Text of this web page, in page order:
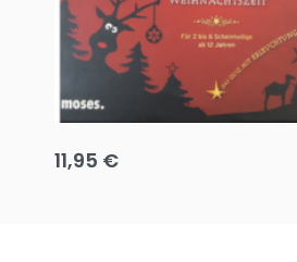
Oh, heilige Nacht!
11,95 €